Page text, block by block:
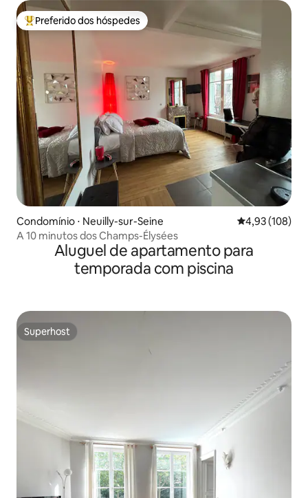
Entre os melhores preferidos dos hóspedes
Preferido dos hóspedes
Condomínio ⋅ Neuilly-sur-Seine 4,93 de uma
4,93 (108)
A 10 minutos dos Champs-Élysées
Aluguel de apartamento para
temporada com piscina
Superhost
Superhost